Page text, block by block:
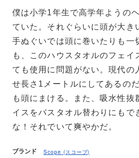
僕は小学1年生で高学年ようの
ていた。それぐらいに頭が大き
手ぬぐいでは頭に巻いたりも一
も、このハウスタオルのフェイ
ても使用に問題がない。現代の
せ長さ1メートルにしてあるの
も頭にまける。また、吸水性抜
イスをバスタオル替わりにもで
な！それでいて爽やかだ。
ブランド Scope (スコープ)